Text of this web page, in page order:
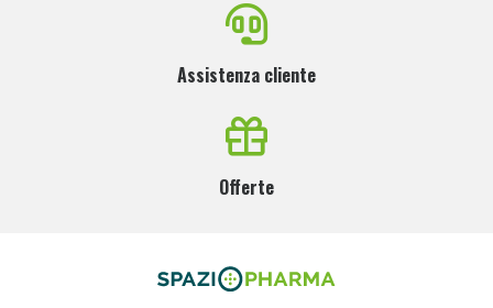
Assistenza cliente
Offerte